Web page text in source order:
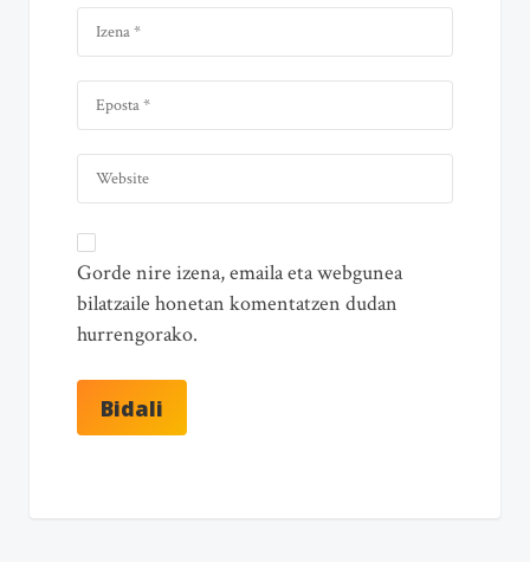
Gorde nire izena, emaila eta webgunea
bilatzaile honetan komentatzen dudan
hurrengorako.